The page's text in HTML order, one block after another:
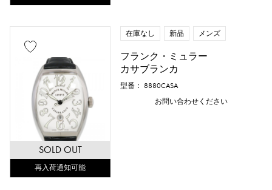
SOLD OUT
再入荷通知可能
在庫なし 新品 メンズ
フランク・ミュラー
カサブランカ
型番： 8880CASA
お問い合わせください